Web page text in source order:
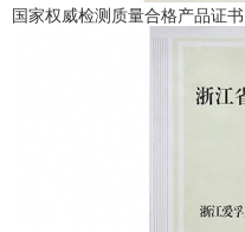
国家权威检测质量合格产品证书